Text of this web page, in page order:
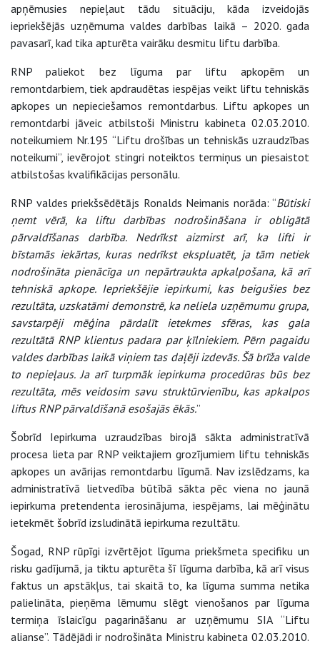
apņēmusies nepieļaut tādu situāciju, kāda izveidojās
iepriekšējās uzņēmuma valdes darbības laikā – 2020. gada
pavasarī, kad tika apturēta vairāku desmitu liftu darbība.
RNP paliekot bez līguma par liftu apkopēm un
remontdarbiem, tiek apdraudētas iespējas veikt liftu tehniskās
apkopes un nepieciešamos remontdarbus. Liftu apkopes un
remontdarbi jāveic atbilstoši Ministru kabineta 02.03.2010.
noteikumiem Nr.195 “Liftu drošības un tehniskās uzraudzības
noteikumi”, ievērojot stingri noteiktos termiņus un piesaistot
atbilstošas kvalifikācijas personālu.
RNP valdes priekšsēdētājs Ronalds Neimanis norāda: “Būtiski
ņemt vērā, ka liftu darbības nodrošināšana ir obligātā
pārvaldīšanas darbība. Nedrīkst aizmirst arī, ka lifti ir
bīstamās iekārtas, kuras nedrīkst ekspluatēt, ja tām netiek
nodrošināta pienācīga un nepārtraukta apkalpošana, kā arī
tehniskā apkope. Iepriekšējie iepirkumi, kas beigušies bez
rezultāta, uzskatāmi demonstrē, ka neliela uzņēmumu grupa,
savstarpēji mēģina pārdalīt ietekmes sfēras, kas gala
rezultātā RNP klientus padara par ķīlniekiem. Pērn pagaidu
valdes darbības laikā viņiem tas daļēji izdevās. Šā brīža valde
to nepieļaus. Ja arī turpmāk iepirkuma procedūras būs bez
rezultāta, mēs veidosim savu struktūrvienību, kas apkalpos
liftus RNP pārvaldīšanā esošajās ēkās.”
Šobrīd Iepirkuma uzraudzības birojā sākta administratīvā
procesa lieta par RNP veiktajiem grozījumiem liftu tehniskās
apkopes un avārijas remontdarbu līgumā. Nav izslēdzams, ka
administratīvā lietvedība būtībā sākta pēc viena no jaunā
iepirkuma pretendenta ierosinājuma, iespējams, lai mēģinātu
ietekmēt šobrīd izsludinātā iepirkuma rezultātu.
Šogad, RNP rūpīgi izvērtējot līguma priekšmeta specifiku un
risku gadījumā, ja tiktu apturēta šī līguma darbība, kā arī visus
faktus un apstākļus, tai skaitā to, ka līguma summa netika
palielināta, pieņēma lēmumu slēgt vienošanos par līguma
termiņa īslaicīgu pagarināšanu ar uzņēmumu SIA “Liftu
alianse”. Tādējādi ir nodrošināta Ministru kabineta 02.03.2010.